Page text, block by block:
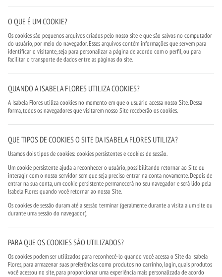
O QUE É UM COOKIE?
Os cookies são pequenos arquivos criados pelo nosso site e que são salvos no computador
do usuário, por meio do navegador. Esses arquivos contêm informações que servem para
identificar o visitante, seja para personalizar a página de acordo com o perfil, ou para
facilitar o transporte de dados entre as páginas do site.
QUANDO A ISABELA FLORES UTILIZA COOKIES?
A Isabela Flores utiliza cookies no momento em que o usuário acessa nosso Site. Dessa
forma, todos os navegadores que visitarem nosso Site receberão os cookies.
QUE TIPOS DE COOKIES O SITE DA ISABELA FLORES UTILIZA?
Usamos dois tipos de cookies: cookies persistentes e cookies de sessão.
Um cookie persistente ajuda a reconhecer o usuário, possibilitando retornar ao Site ou
interagir com o nosso servidor sem que seja preciso entrar na conta novamente. Depois de
entrar na sua conta, um cookie persistente permanecerá no seu navegador e será lido pela
Isabela Flores quando você retornar ao nosso Site.
Os cookies de sessão duram até a sessão terminar (geralmente durante a visita a um site ou
durante uma sessão do navegador).
PARA QUE OS COOKIES SÃO UTILIZADOS?
Os cookies podem ser utilizados para reconhecê-lo quando você acessa o Site da Isabela
Flores, para armazenar suas preferências como produtos no carrinho, login, quais produtos
você acessou no site, para proporcionar uma experiência mais personalizada de acordo